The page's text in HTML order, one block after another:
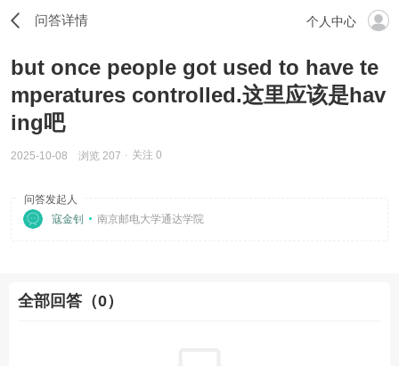
问答详情 个人中心
but once people got used to have te
mperatures controlled.这里应该是hav
ing吧
2025-10-08 浏览 207 关注 0
问答发起人
寇金钊
南京邮电大学通达学院
全部回答（0）